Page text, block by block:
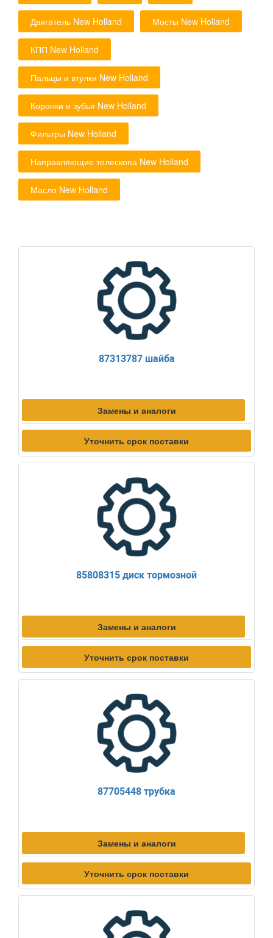
Двигатель New Holland Мосты New Holland
КПП New Holland
Пальцы и втулки New Holland
Коронки и зубья New Holland
Фильтры New Holland
Направляющие телескопа New Holland
Масло New Holland
87313787 шайба
Замены и аналоги
Уточнить срок поставки
85808315 диск тормозной
Замены и аналоги
Уточнить срок поставки
87705448 трубка
Замены и аналоги
Уточнить срок поставки